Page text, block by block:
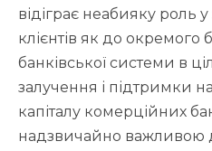
відіграє неабияку роль
клієнтів як до окремого
банківської системи в
залучення і підтримки
капіталу комерційних
надзвичайно важливою